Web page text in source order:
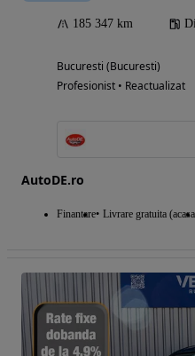
185 347 km
Bucuresti (Bucuresti)
Profesionist • Reactualizat
AutoDE.ro
Finantare Livrare gratuita